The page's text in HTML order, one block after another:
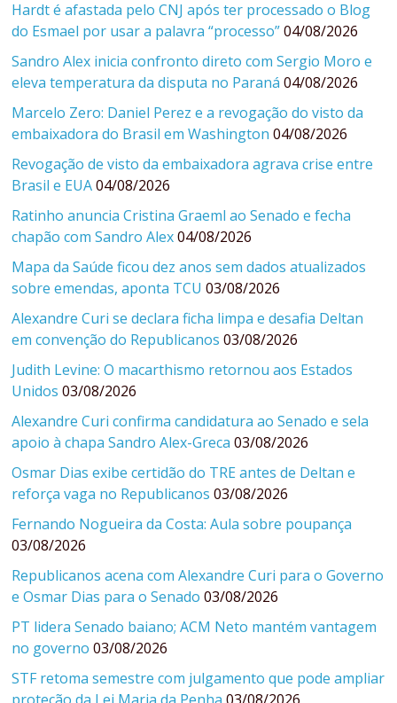
Hardt é afastada pelo CNJ após ter processado o Blog
do Esmael por usar a palavra “processo” 04/08/2026
Sandro Alex inicia confronto direto com Sergio Moro e
eleva temperatura da disputa no Paraná 04/08/2026
Marcelo Zero: Daniel Perez e a revogação do visto da
embaixadora do Brasil em Washington 04/08/2026
Revogação de visto da embaixadora agrava crise entre
Brasil e EUA 04/08/2026
Ratinho anuncia Cristina Graeml ao Senado e fecha
chapão com Sandro Alex 04/08/2026
Mapa da Saúde ficou dez anos sem dados atualizados
sobre emendas, aponta TCU 03/08/2026
Alexandre Curi se declara ficha limpa e desafia Deltan
em convenção do Republicanos 03/08/2026
Judith Levine: O macarthismo retornou aos Estados
Unidos 03/08/2026
Alexandre Curi confirma candidatura ao Senado e sela
apoio à chapa Sandro Alex-Greca 03/08/2026
Osmar Dias exibe certidão do TRE antes de Deltan e
reforça vaga no Republicanos 03/08/2026
Fernando Nogueira da Costa: Aula sobre poupança
03/08/2026
Republicanos acena com Alexandre Curi para o Governo
e Osmar Dias para o Senado 03/08/2026
PT lidera Senado baiano; ACM Neto mantém vantagem
no governo 03/08/2026
STF retoma semestre com julgamento que pode ampliar